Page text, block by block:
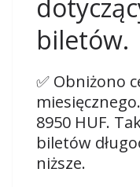
biletów.
✅ Obniżono
8950 HUF.
biletów
niższe.